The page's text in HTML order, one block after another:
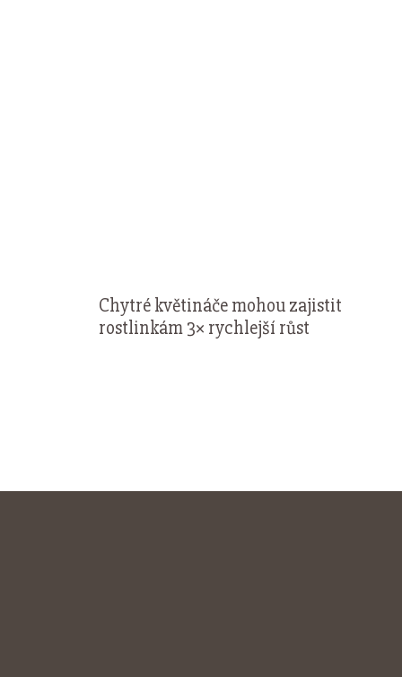
Chytré květináče mohou zajistit
rostlinkám 3× rychlejší růst